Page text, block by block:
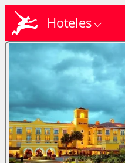
Hoteles